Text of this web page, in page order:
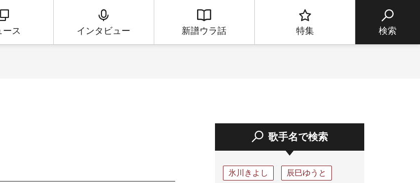
ース インタビュー 新譜ウラ話 特集 検索
歌手名で検索
氷川きよし 辰巳ゆうと